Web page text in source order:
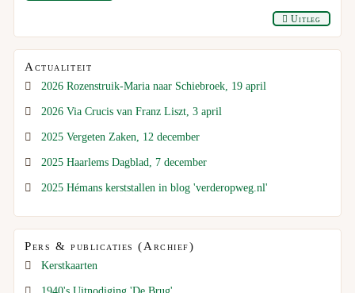
Uitleg
Actualiteit
2026 Rozenstruik-Maria naar Schiebroek, 19 april
2026 Via Crucis van Franz Liszt, 3 april
2025 Vergeten Zaken, 12 december
2025 Haarlems Dagblad, 7 december
2025 Hémans kerststallen in blog 'verderopweg.nl'
Pers & publicaties (Archief)
Kerstkaarten